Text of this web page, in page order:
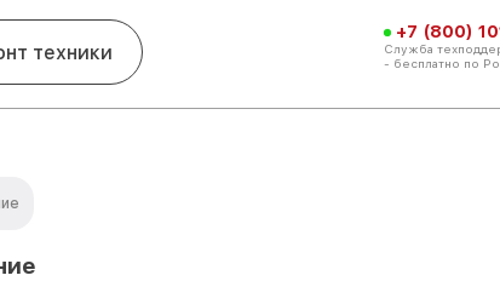
техники
+7 (800)
Служба
- бесплатно по